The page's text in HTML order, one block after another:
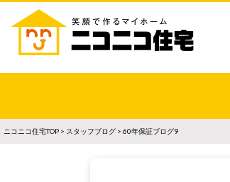
ニコニコ住宅TOP > スタッフブログ > 60年保証ブログ9